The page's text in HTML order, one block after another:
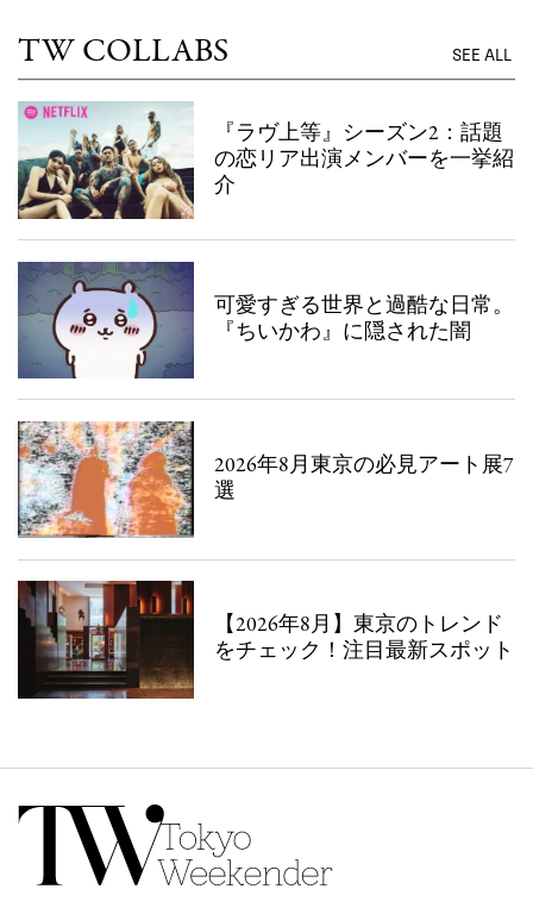
TW COLLABS SEE ALL
『ラヴ上等』シーズン2：話題
の恋リア出演メンバーを一挙紹
介
可愛すぎる世界と過酷な日常。
『ちいかわ』に隠された闇
2026年8月東京の必見アート展7
選
【2026年8月】東京のトレンド
をチェック！注目最新スポット